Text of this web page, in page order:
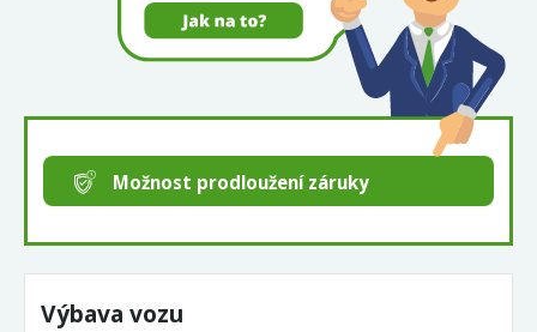
Možnost prodloužení záruky
Výbava vozu